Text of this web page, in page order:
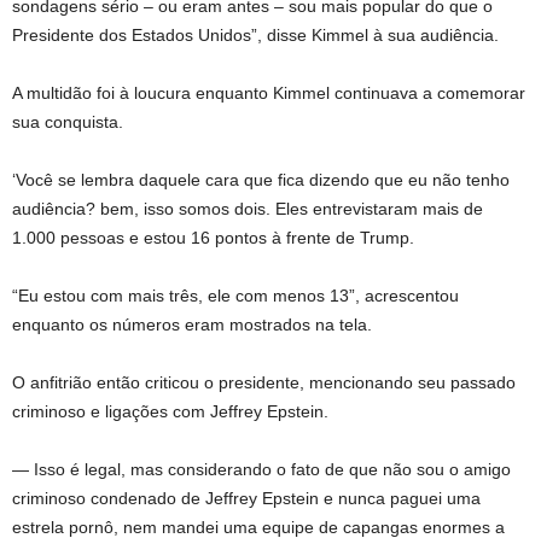
sondagens sério – ou eram antes – sou mais popular do que o
Presidente dos Estados Unidos”, disse Kimmel à sua audiência.
A multidão foi à loucura enquanto Kimmel continuava a comemorar
sua conquista.
‘Você se lembra daquele cara que fica dizendo que eu não tenho
audiência? bem, isso somos dois. Eles entrevistaram mais de
1.000 pessoas e estou 16 pontos à frente de Trump.
“Eu estou com mais três, ele com menos 13”, acrescentou
enquanto os números eram mostrados na tela.
O anfitrião então criticou o presidente, mencionando seu passado
criminoso e ligações com Jeffrey Epstein.
— Isso é legal, mas considerando o fato de que não sou o amigo
criminoso condenado de Jeffrey Epstein e nunca paguei uma
estrela pornô, nem mandei uma equipe de capangas enormes a